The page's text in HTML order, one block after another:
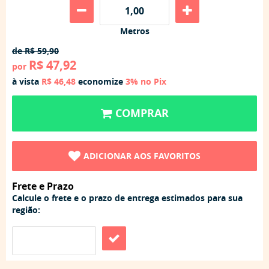
Metros
de R$ 59,90
por R$ 47,92
à vista R$ 46,48 economize 3% no Pix
COMPRAR
ADICIONAR AOS FAVORITOS
Frete e Prazo
Calcule o frete e o prazo de entrega estimados para sua
região: